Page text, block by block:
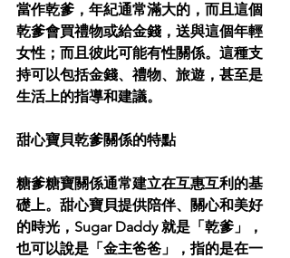
當作乾爹，年紀通常滿大的，而且這個
乾爹會買禮物或給金錢，送與這個年輕
女性；而且彼此可能有性關係。這種支
持可以包括金錢、禮物、旅遊，甚至是
生活上的指導和建議。
甜心寶貝乾爹關係的特點
糖爹糖寶關係通常建立在互惠互利的基
礎上。甜心寶貝提供陪伴、關心和美好
的時光，Sugar Daddy 就是「乾爹」，
也可以說是「金主爸爸」，指的是在一